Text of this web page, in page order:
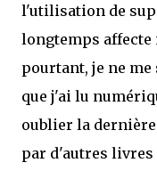
l'utilisation de
longtemps affecte
pourtant, je ne
que j'ai lu
oublier la
par d'autres livres